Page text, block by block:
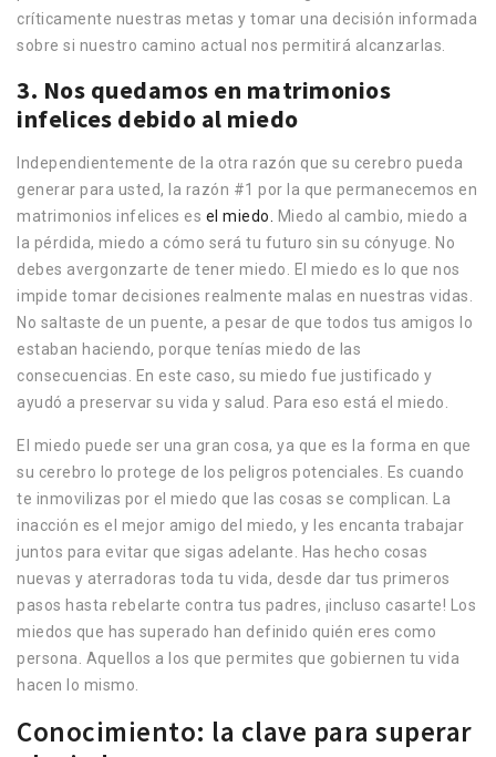
críticamente nuestras metas y tomar una decisión informada
sobre si nuestro camino actual nos permitirá alcanzarlas.
3. Nos quedamos en matrimonios
infelices debido al miedo
Independientemente de la otra razón que su cerebro pueda
generar para usted, la razón #1 por la que permanecemos en
matrimonios infelices es el miedo. Miedo al cambio, miedo a
la pérdida, miedo a cómo será tu futuro sin su cónyuge. No
debes avergonzarte de tener miedo. El miedo es lo que nos
impide tomar decisiones realmente malas en nuestras vidas.
No saltaste de un puente, a pesar de que todos tus amigos lo
estaban haciendo, porque tenías miedo de las
consecuencias. En este caso, su miedo fue justificado y
ayudó a preservar su vida y salud. Para eso está el miedo.
El miedo puede ser una gran cosa, ya que es la forma en que
su cerebro lo protege de los peligros potenciales. Es cuando
te inmovilizas por el miedo que las cosas se complican. La
inacción es el mejor amigo del miedo, y les encanta trabajar
juntos para evitar que sigas adelante. Has hecho cosas
nuevas y aterradoras toda tu vida, desde dar tus primeros
pasos hasta rebelarte contra tus padres, ¡incluso casarte! Los
miedos que has superado han definido quién eres como
persona. Aquellos a los que permites que gobiernen tu vida
hacen lo mismo.
Conocimiento: la clave para superar